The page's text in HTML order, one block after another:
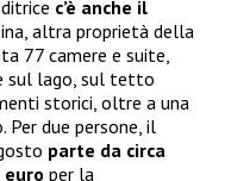
c’è anche il
altra proprietà della
77 camere e suite,
sul lago, sul tetto
storici, oltre a una
due persone, il
parte da circa
euro per la